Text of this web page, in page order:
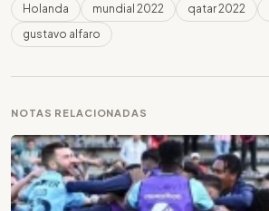
Holanda mundial 2022 qatar 2022
gustavo alfaro
NOTAS RELACIONADAS